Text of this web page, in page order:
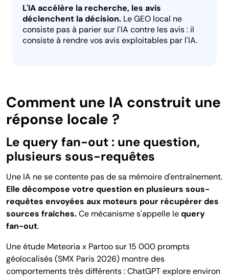
L'IA accélère la recherche, les avis
déclenchent la décision. Le GEO local ne
consiste pas à parier sur l'IA contre les avis : il
consiste à rendre vos avis exploitables par l'IA.
Comment une IA construit une
réponse locale ?
Le query fan-out : une question,
plusieurs sous-requêtes
Une IA ne se contente pas de sa mémoire d'entraînement.
Elle décompose votre question en plusieurs sous-
requêtes envoyées aux moteurs pour récupérer des
sources fraîches.Ce mécanisme s'appelle lequery
fan-out.
Une étude Meteoria x Partoo sur 15 000 prompts
géolocalisés (SMX Paris 2026) montre des
comportements très différents : ChatGPT explore environ